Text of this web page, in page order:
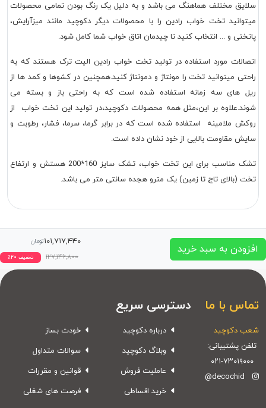
سلایق مختلف هماهنگ می باشد و به دلیل یک رنگ بودن تمامی محصولات
میتوانید تخت خواب رادین را با محصولات دیگر دکوچید مانند میزآرایش،
پاتختی و ... انتخاب کنید تا چیدمان اتاق خواب شما کامل شود.
اتصالات مورد استفاده در تولید تخت خواب رادین الیت ترک هستند که به
راحتی میتوانید تخت را مونتاژ و دمونتاژ کنید.همچنین در کشوها و کمد ها از
ریل های سه زمانه استفاده شده است که به راحتی باز و بسته می
شوند.علاوه بر این،مثل همه محصولات دکوچید،در تولید این تخت خواب از
روکش ملامینه استفاده شده است که در برابر گرما، سرما، فشار، رطوبت و
سایش مقاومت بالایی از خود نشان داده است.
تشک مناسب برای این تخت خواب، تشک سایز 160*200 هستش و ارتفاع
تخت (بالای تاج تا زمین) یک مترو هجده سانتی متر می باشد.
افزودن به سبد خرید
۱۰۱,۷۱۷,۴۴۰تومان
۱۲۷,۱۴۶,۸۰۰ تخفیف ۲۰٪
تماس با ما
شعب دکوچید
تلفن پشتیبانی:
۰۲۱-۷۳۰۱۹۰۰۰
@decochid
دسترسی سریع
درباره دکوچید
وبلاگ دکوچید
عاملیت فروش
خرید اقساطی
خودت بساز
سوالات متداول
قوانین و مقررات
فرصت های شغلی